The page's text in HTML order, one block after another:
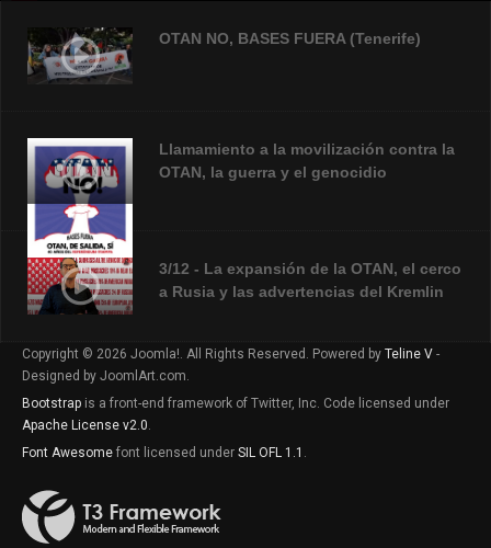
OTAN NO, BASES FUERA (Tenerife)
Llamamiento a la movilización contra la
OTAN, la guerra y el genocidio
3/12 - La expansión de la OTAN, el cerco
a Rusia y las advertencias del Kremlin
CECOB LLAMAMIENTO A LA
MOVILIZACIÓN V2
Copyright © 2026 Joomla!. All Rights Reserved. Powered by Teline V -
Designed by JoomlArt.com.
Bootstrap is a front-end framework of Twitter, Inc. Code licensed under
Apache License v2.0
Font Awesome font licensed under SIL OFL 1.1